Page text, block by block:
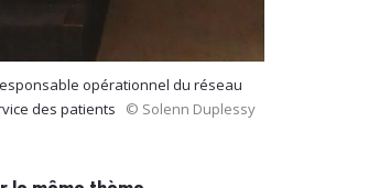
opérationnel du réseau
des patients
© Solenn Duplessy